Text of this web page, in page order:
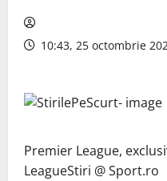
10:43, 25 octombrie
Premier League,
LeagueStiri @ Sport.ro